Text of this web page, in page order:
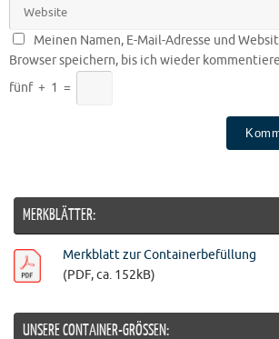
Meinen Namen, E-Mail-Adresse und
Browser speichern, bis ich wieder
fünf + 1 =
MERKBLÄTTER:
Merkblatt zur Containerbefüllung
(PDF, ca. 152kB)
UNSERE CONTAINER-GRÖSSEN: